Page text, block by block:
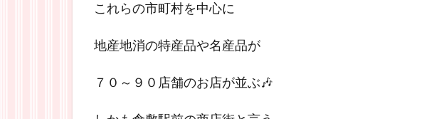
これらの市町村を中心に
地産地消の特産品や名産品が
７０～９０店舗のお店が並ぶ🎶